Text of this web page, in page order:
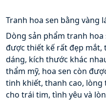
Tranh hoa sen bằng vàng
Dòng sản phẩm tranh hoa
được thiết kế rất đẹp mắt,
dáng, kích thước khác
thẩm mỹ, hoa sen còn
tinh khiết, thanh cao,
cho trái tim, tình yêu và